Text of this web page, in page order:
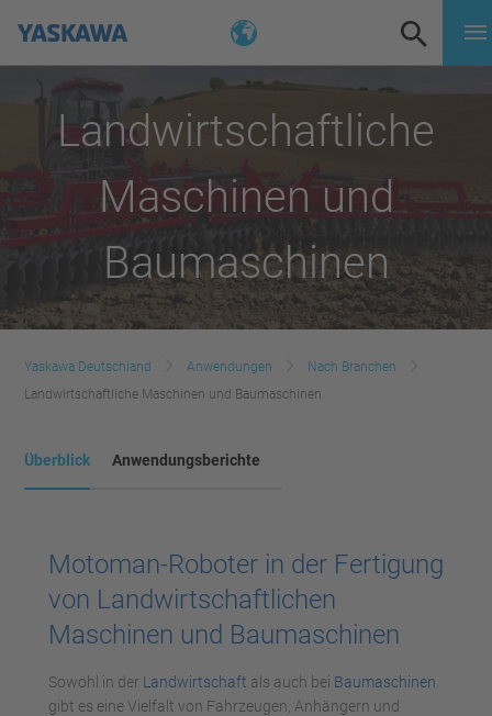
Landwirtschaftliche
Maschinen und
Baumaschinen
Yaskawa Deutschland Anwendungen
Nach Branchen
Landwirtschaftliche Maschinen und Baumaschinen
Überblick Anwendungsberichte
Motoman-Roboter in der Fertigung
von Landwirtschaftlichen
Maschinen und Baumaschinen
Sowohl in der Landwirtschaft als auch bei Baumaschinen
gibt es eine Vielfalt von Fahrzeugen, Anhängern und